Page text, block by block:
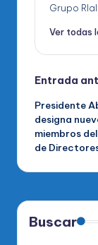
Grupo
Ver todas
de
Entrada
Presidente
designa
miembros
de
Buscar